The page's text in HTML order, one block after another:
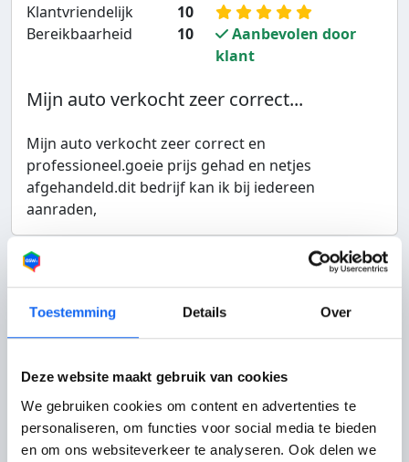
Toestemming Details Over
Deze website maakt gebruik van cookies
We gebruiken cookies om content en advertenties te
personaliseren, om functies voor social media te bieden
en om ons websiteverkeer te analyseren. Ook delen we
Klantvriendelijk
10
Bereikbaarheid
10
Aanbevolen door
klant
Mijn auto verkocht zeer correct...
Mijn auto verkocht zeer correct en
professioneel.goeie prijs gehad en netjes
afgehandeld.dit bedrijf kan ik bij iedereen
aanraden,
Munif uit Eindhoven
24-06-2022
Autobedrijf Grimmius
Service
10
Bereikbaarheid
10
Totaalcijfer bedrijf:
Aanbevolen door
klant